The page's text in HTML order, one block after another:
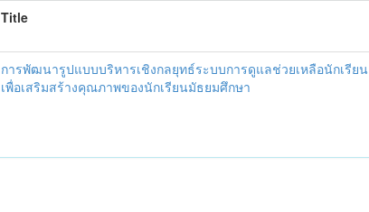
Title
การพัฒนารูปแบบบริหารเชิงกลยุทธ์ระบบการดูแลช่วยเหลือนักเรียน
เพื่อเสริมสร้างคุณภาพของนักเรียนมัธยมศึกษา